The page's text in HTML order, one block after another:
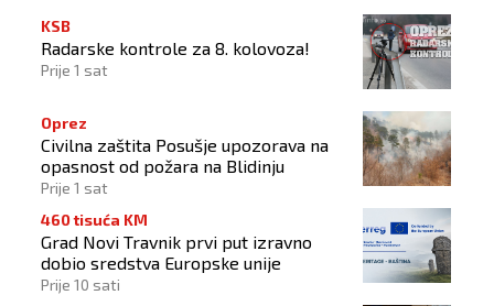
KSB
Radarske kontrole za 8. kolovoza!
Prije 1 sat
Oprez
Civilna zaštita Posušje upozorava na
opasnost od požara na Blidinju
Prije 1 sat
460 tisuća KM
Grad Novi Travnik prvi put izravno
dobio sredstva Europske unije
Prije 10 sati